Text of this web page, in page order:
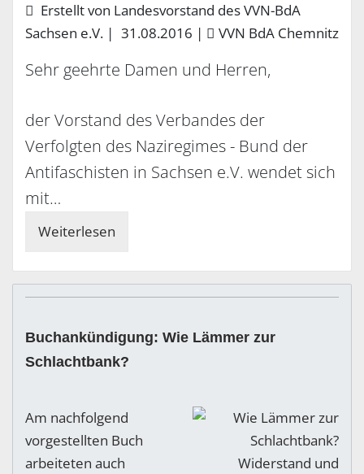
Erstellt von Landesvorstand des VVN-BdA
Sachsen e.V. | 31.08.2016 | VVN BdA Chemnitz
Sehr geehrte Damen und Herren,
der Vorstand des Verbandes der
Verfolgten des Naziregimes - Bund der
Antifaschisten in Sachsen e.V. wendet sich
mit…
Weiterlesen
Buchankündigung: Wie Lämmer zur
Schlachtbank?
Am nachfolgend
vorgestellten Buch
arbeiteten auch